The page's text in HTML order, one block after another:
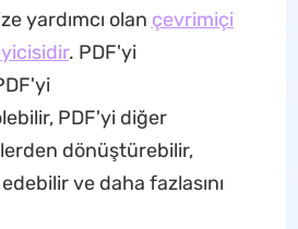
yardımcı olan çevrimiçi
. PDF'yi
PDF'yi diğer
dönüştürebilir,
ve daha fazlasını